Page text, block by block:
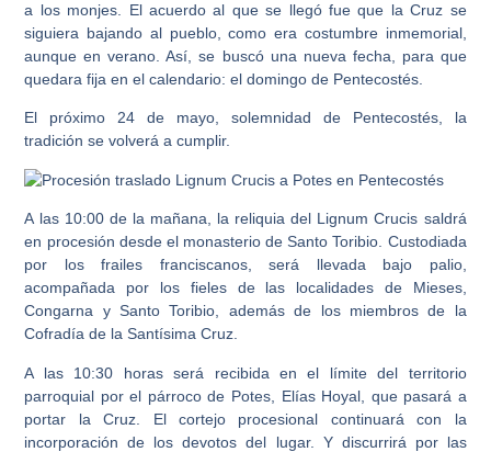
a los monjes. El acuerdo al que se llegó fue que la Cruz se
siguiera bajando al pueblo, como era costumbre inmemorial,
aunque en verano. Así, se buscó una nueva fecha, para que
quedara fija en el calendario: el domingo de Pentecostés.
El próximo24 de mayo, solemnidad de Pentecostés, la
tradición se volverá a cumplir.
A las 10:00 de la mañana, la reliquia del Lignum Crucis saldrá
en procesión desde el monasterio de Santo Toribio. Custodiada
por los frailes franciscanos, será llevada bajo palio,
acompañada por los fieles de las localidades de Mieses,
Congarna y Santo Toribio, además de los miembros de la
Cofradía de la Santísima Cruz.
A las 10:30 horas será recibida en el límite del territorio
parroquial por el párroco de Potes, Elías Hoyal , que pasará a
portar la Cruz. El cortejo procesional continuará con la
incorporación de los devotos del lugar. Y discurrirá por las